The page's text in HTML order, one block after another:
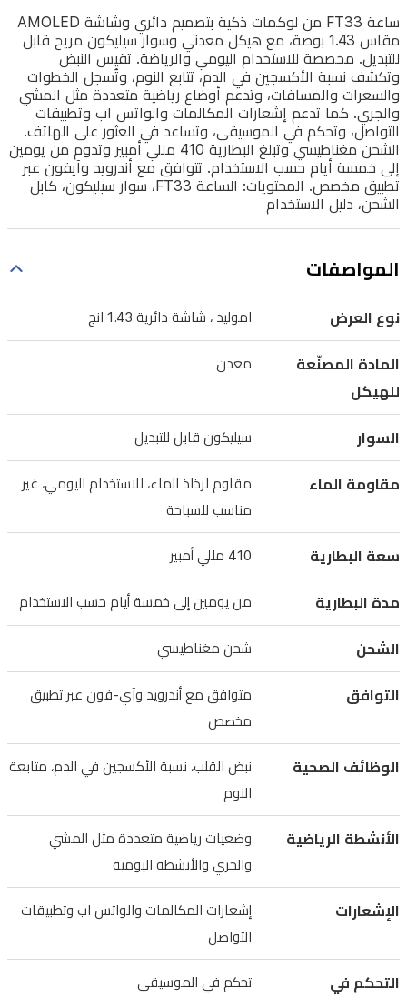
اليومي
والرياضة.
تقيس
النبض
وتكشف
نسبة
الأكسجين
في
تتابع
النوم،
وتُسجل
الخطوات
والسعرات
والمسافات،
وتدعم
مثل
المشي
والجري.
إشعارات
والواتس
اب
التواصل،
الموسيقى،
في
العثور
ساعة FT33 من لوكمات ذكية بتصميم دائري وشاشة AMOLED
مقاس 1.43 بوصة، مع هيكل معدني وسوار سيليكون مريح قابل
للتبديل. مخصصة للاستخدام اليومي والرياضة. تقيس النبض
وتكشف نسبة الأكسجين في الدم، تتابع النوم، وتُسجل الخطوات
والسعرات والمسافات، وتدعم أوضاع رياضية متعددة مثل المشي
والجري. كما تدعم إشعارات المكالمات والواتس اب وتطبيقات
التواصل، وتحكم في الموسيقى، وتساعد في العثور على الهاتف.
الشحن مغناطيسي وتبلغ البطارية 410 مللي أمبير وتدوم من يومين
إلى خمسة أيام حسب الاستخدام. تتوافق مع أندرويد وآيفون عبر
تطبيق مخصص. المحتويات: الساعة FT33، سوار سيليكون، كابل
الشحن، دليل الاستخدام
المواصفات
نوع العرض اموليد ، شاشة دائرية 1.43 انج
المادة المصنّعة
للهيكل
معدن
السوار سيليكون قابل للتبديل
مقاومة الماء
مقاوم لرذاذ الماء، للاستخدام اليومي، غير
مناسب للسباحة
سعة البطارية 410 مللي أمبير
مدة البطارية من يومين إلى خمسة أيام حسب الاستخدام
الشحن شحن مغناطيسي
التوافق
متوافق مع أندرويد وآي-فون عبر تطبيق
مخصص
الوظائف الصحية
نبض القلب، نسبة الأكسجين في الدم، متابعة
النوم
الأنشطة الرياضية
وضعيات رياضية متعددة مثل المشي
والجري والأنشطة اليومية
الإشعارات
إشعارات المكالمات والواتس اب وتطبيقات
التواصل
التحكم في تحكم في الموسيقى